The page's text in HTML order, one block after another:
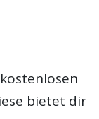
bietet dir